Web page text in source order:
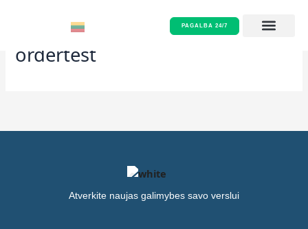
PAGALBA 24/7
ordertest
Atverkite naujas galimybes savo verslui